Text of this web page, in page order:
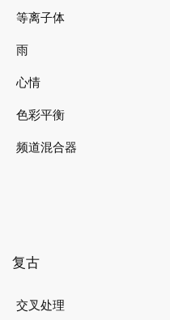
等离子体
雨
心情
色彩平衡
频道混合器
复古
交叉处理